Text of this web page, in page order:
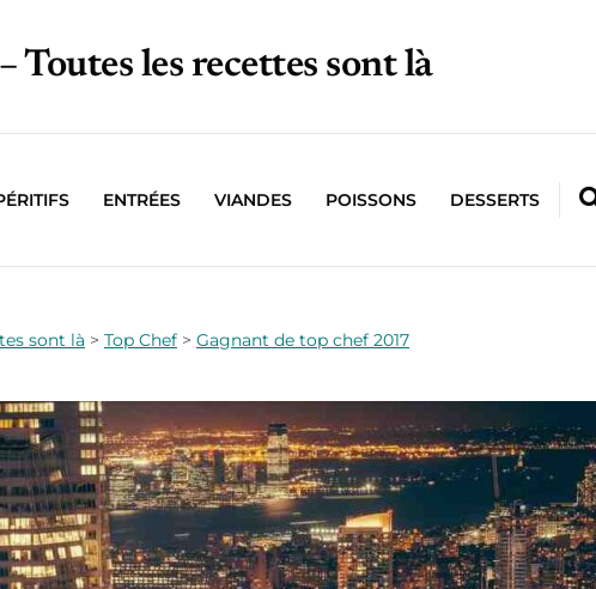
Toutes les recettes sont là
ENTRÉES VIANDES POISSONS DESSERTS
sont là > Top Chef > Gagnant de top chef 2017